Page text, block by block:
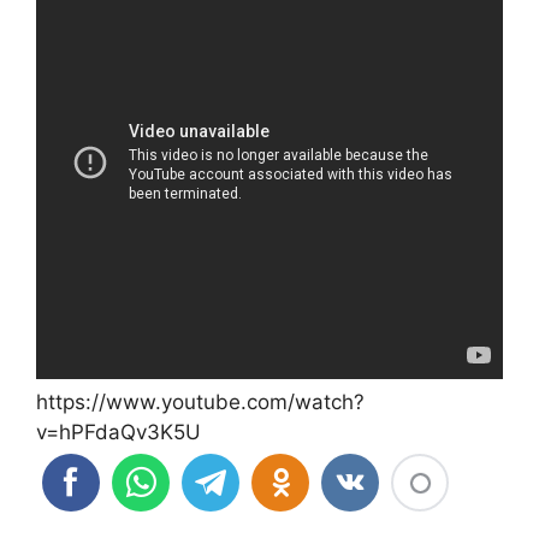
https://www.youtube.com/watch?
v=hPFdaQv3K5U